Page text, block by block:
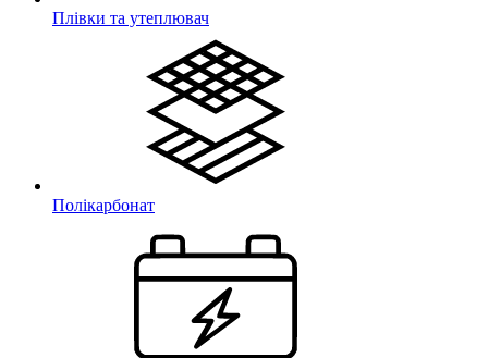
Плівки та утеплювач
Полікарбонат